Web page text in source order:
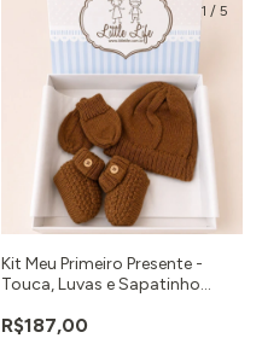
1 / 5
Kit Meu Primeiro Presente -
Touca, Luvas e Sapatinho
R$187,00